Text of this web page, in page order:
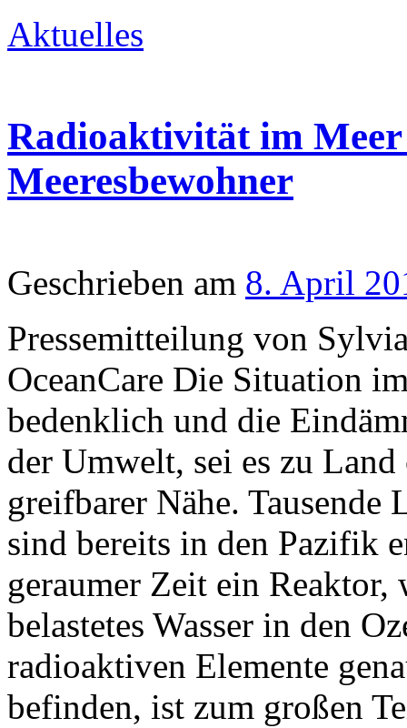
Aktuelles
Radioaktivität im
Meeresbewohner
Geschrieben am 8. April
Pressemitteilung von
OceanCare Die Situation
bedenklich und die
der Umwelt, sei es zu
greifbarer Nähe.
sind bereits in den Pazifik
geraumer Zeit ein
belastetes Wasser in den
radioaktiven Elemente
befinden, ist zum großen